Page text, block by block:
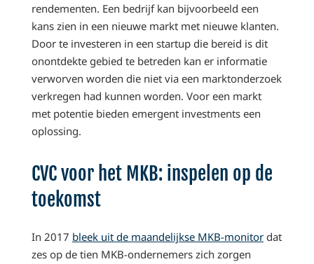
rendementen. Een bedrijf kan bijvoorbeeld een
kans zien in een nieuwe markt met nieuwe klanten.
Door te investeren in een startup die bereid is dit
onontdekte gebied te betreden kan er informatie
verworven worden die niet via een marktonderzoek
verkregen had kunnen worden. Voor een markt
met potentie bieden emergent investments een
oplossing.
CVC voor het MKB: inspelen op de
toekomst
In 2017 bleek uit de maandelijkse MKB-monitor dat
zes op de tien MKB-ondernemers zich zorgen